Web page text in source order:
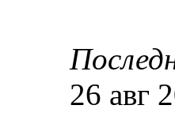
26 авг